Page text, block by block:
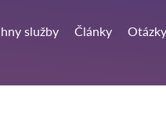
služby Články Otázky